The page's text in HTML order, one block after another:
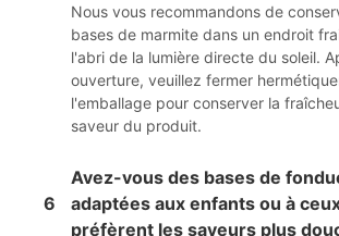
Nous vous recommandons de
bases de marmite dans un endroit
l'abri de la lumière directe du soleil.
ouverture, veuillez fermer
l'emballage pour conserver la
saveur du produit.
6
Avez-vous des bases de
adaptées aux enfants ou à
préfèrent les saveurs plus